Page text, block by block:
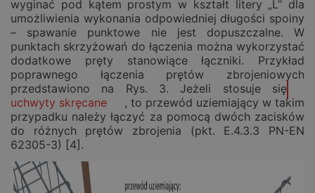
wyginać pod kątem prostym w kształt litery „L” dla
umożliwienia wykonania odpowiedniej długości spoiny
– spawanie punktowe nie jest dopuszczalne. W
punktach skrzyżowań do łączenia można wykorzystać
dodatkowe pręty stanowiące łączniki. Przykład
poprawnego łączenia prętów zbrojeniowych
przedstawiono na Rys. 3. Jeżeli stosuje się
uchwyty skręcane
, to przewód uziemiający w takim
przypadku należy łączyć za pomocą dwóch zacisków
do różnych prętów zbrojenia (pkt. E.4.3.3 PN-EN
62305-3) [4].